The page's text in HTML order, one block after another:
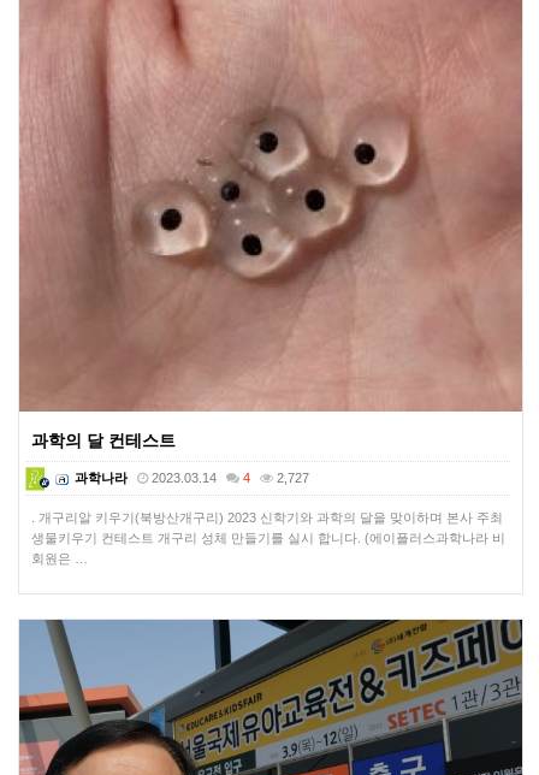
과학의 달 컨테스트
과학나라 2023.03.14 4 2,727
. 개구리알 키우기(북방산개구리) 2023 신학기와 과학의 달을 맞이하며 본사 주최
생물키우기 컨테스트 개구리 성체 만들기를 실시 합니다. (에이플러스과학나라 비
회원은 …